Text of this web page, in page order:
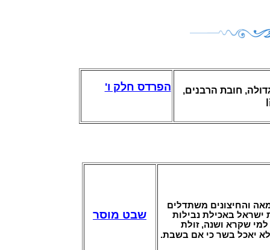
חובת הרבנים,
הפרדס חלק ו'
והחיצונים משתדלים
ישראל באכילת נבילות
למי שקרא ושנה, זולת
יאכל בשר כי אם בשבת.
שבט מוסר